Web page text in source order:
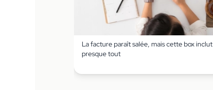
La facture paraît salée, mais cette box inclut
presque tout